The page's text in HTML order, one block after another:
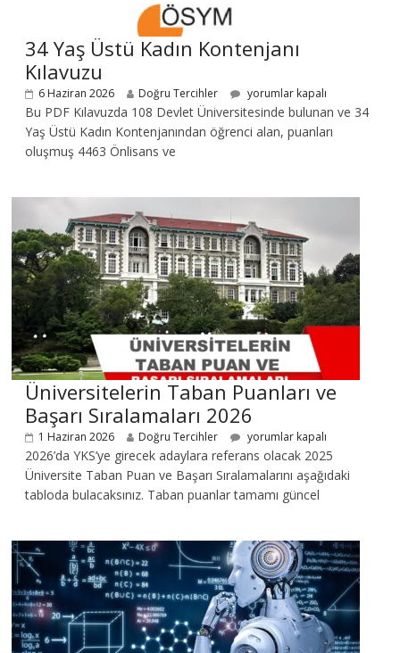
34 Yaş Üstü Kadın Kontenjanı
Kılavuzu
6 Haziran 2026 Doğru Tercihler yorumlar kapalı
Bu PDF Kılavuzda 108 Devlet Üniversitesinde bulunan ve 34
Yaş Üstü Kadın Kontenjanından öğrenci alan, puanları
oluşmuş 4463 Önlisans ve
Üniversitelerin Taban Puanları ve
Başarı Sıralamaları 2026
1 Haziran 2026 Doğru Tercihler yorumlar kapalı
2026’da YKS’ye girecek adaylara referans olacak 2025
Üniversite Taban Puan ve Başarı Sıralamalarını aşağıdaki
tabloda bulacaksınız. Taban puanlar tamamı güncel